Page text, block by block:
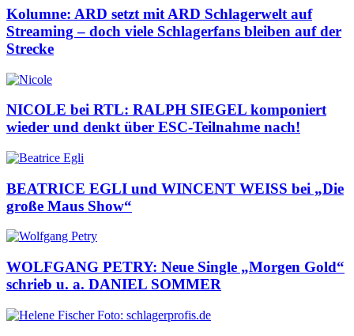
Kolumne: ARD setzt mit ARD Schlagerwelt auf
Streaming – doch viele Schlagerfans bleiben auf der
Strecke
NICOLE bei RTL: RALPH SIEGEL komponiert
wieder und denkt über ESC-Teilnahme nach!
BEATRICE EGLI und WINCENT WEISS bei „Die
große Maus Show“
WOLFGANG PETRY: Neue Single „Morgen Gold“
schrieb u. a. DANIEL SOMMER